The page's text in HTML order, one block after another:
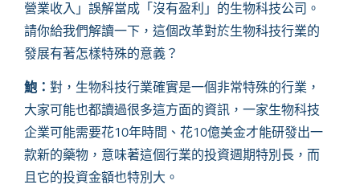
營業收入」誤解當成「沒有盈利」的生物科技公司。
請你給我們解讀一下，這個改革對於生物科技行業的
發展有著怎樣特殊的意義？
鮑： 對，生物科技行業確實是一個非常特殊的行業，
大家可能也都讀過很多這方面的資訊，一家生物科技
企業可能需要花10年時間、花10億美金才能研發出一
款新的藥物，意味著這個行業的投資週期特別長，而
且它的投資金額也特別大。